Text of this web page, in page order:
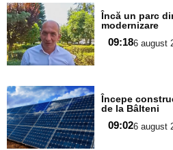
Adaugă
aici textul
pentru
subtitlu
Încă un parc
modernizare
09:186 august
Adaugă
aici textul
pentru
subtitlu
Începe
de la Bâlteni
09:026 august